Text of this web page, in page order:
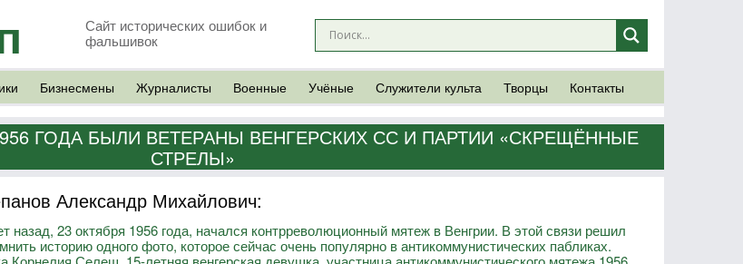
Сайт исторических ошибок и
фальшивок
Бизнесмены Журналисты Военные Учёные Служители культа Творцы Контакты
ГОДА БЫЛИ ВЕТЕРАНЫ ВЕНГЕРСКИХ СС И ПАРТИИ «СКРЕЩЁННЫЕ
СТРЕЛЫ»
Александр Михайлович:
назад, 23 октября 1956 года, начался контрреволюционный мятеж в Венгрии. В этой связи решил
историю одного фото, которое сейчас очень популярно в антикоммунистических пабликах.